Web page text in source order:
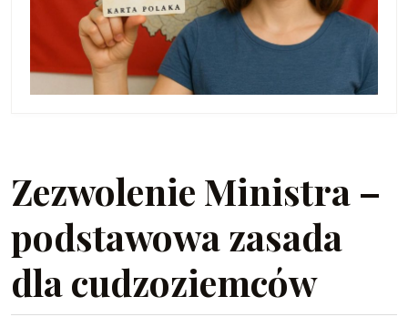
Zezwolenie Ministra –
podstawowa zasada
dla cudzoziemców